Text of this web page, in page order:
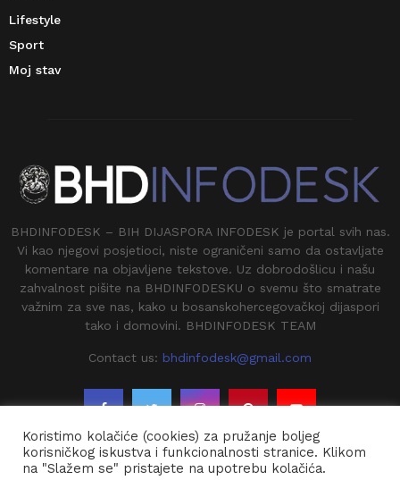
Lifestyle
Sport
Moj stav
BHDINFODESK – BIH DIJASPORA INFODESK je portal svih nas.
Vi kao njegovi posjetioci, niste ograničeni samo da ostavljate
komentare na objavljene tekstove. Uz dobrodošlicu i našu
zahvalnost pišite na BHDINFODESKU o svemu što smatrate
važnim za sve nas, kako u bosanskohercegovačkoj dijaspori
tako i domovini. BHDINFODESK TEAM
Contact us: bhdinfodesk@gmail.com
Koristimo kolačiće (cookies) za pružanje boljeg
korisničkog iskustva i funkcionalnosti stranice. Klikom
na "Slažem se" pristajete na upotrebu kolačića.